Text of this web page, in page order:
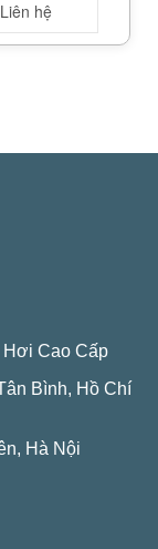
Cao Cấp
Bình, Hồ Chí
Hà Nội